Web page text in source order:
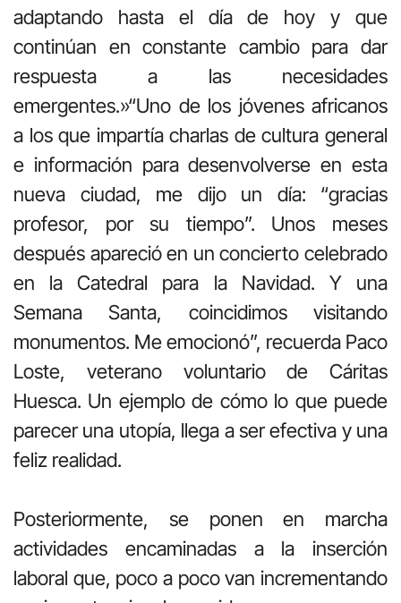
adaptando hasta el día de hoy y que
continúan en constante cambio para dar
respuesta a las necesidades
emergentes.»“Uno de los jóvenes africanos
a los que impartía charlas de cultura general
e información para desenvolverse en esta
nueva ciudad, me dijo un día: “gracias
profesor, por su tiempo”. Unos meses
después apareció en un concierto celebrado
en la Catedral para la Navidad. Y una
Semana Santa, coincidimos visitando
monumentos. Me emocionó”, recuerda Paco
Loste, veterano voluntario de Cáritas
Huesca. Un ejemplo de cómo lo que puede
parecer una utopía, llega a ser efectiva y una
feliz realidad.
Posteriormente, se ponen en marcha
actividades encaminadas a la inserción
laboral que, poco a poco van incrementando